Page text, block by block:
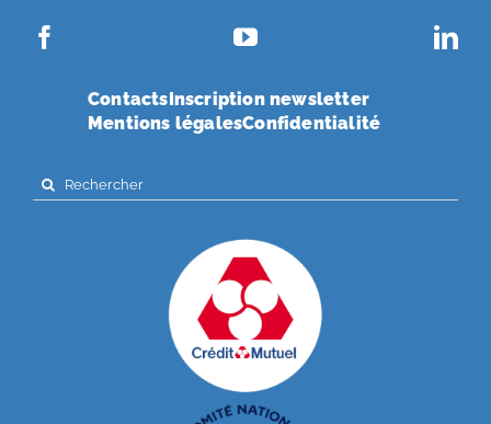
ContactsInscription newsletter
Mentions légalesConfidentialité
Search
for: